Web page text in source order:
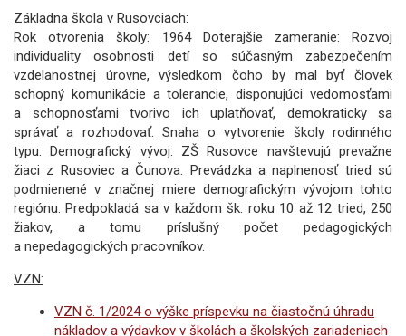
Základna škola v Rusovciach:
Rok otvorenia školy: 1964 Doterajšie zameranie: Rozvoj
individuality osobnosti detí so súčasným zabezpečením
vzdelanostnej úrovne, výsledkom čoho by mal byť človek
schopný komunikácie a tolerancie, disponujúci vedomosťami
a schopnosťami tvorivo ich uplatňovať, demokraticky sa
správať a rozhodovať. Snaha o vytvorenie školy rodinného
typu. Demografický vývoj: ZŠ Rusovce navštevujú prevažne
žiaci z Rusoviec a Čunova. Prevádzka a naplnenosť tried sú
podmienené v značnej miere demografickým vývojom tohto
regiónu. Predpokladá sa v každom šk. roku 10 až 12 tried, 250
žiakov, a tomu príslušný počet pedagogických
a nepedagogických pracovníkov.
VZN:
VZN č. 1/2024 o výške príspevku na čiastočnú úhradu
nákladov a výdavkov v školách a školských zariadeniach